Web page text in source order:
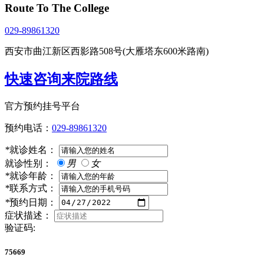
Route To The College
029-89861320
西安市曲江新区西影路508号(大雁塔东600米路南)
快速咨询来院路线
官方预约挂号平台
预约电话： 029-89861320
*就诊姓名：
就诊性别：
男
女
*就诊年龄：
*联系方式：
*预约日期：
症状描述：
验证码:
75669